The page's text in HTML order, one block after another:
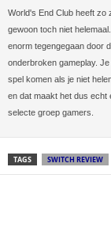
World's End Club heeft zo
gewoon toch niet
enorm tegengegaan door
onderbroken gameplay.
spel komen als je niet
en dat maakt het dus echt
selecte groep gamers.
TAGS SWITCH REVIEW